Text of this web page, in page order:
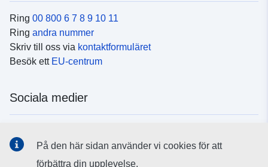
Ring 00 800 6 7 8 9 10 11
Ring andra nummer
Skriv till oss via kontaktformuläret
Besök ett EU-centrum
Sociala medier
På den här sidan använder vi cookies för att
förbättra din upplevelse.